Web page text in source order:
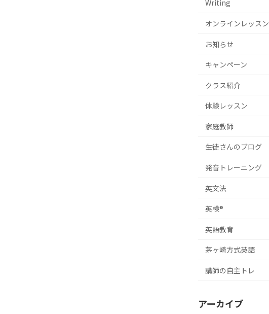
Writing
オンラインレッスン
お知らせ
キャンペーン
クラス紹介
体験レッスン
家庭教師
生徒さんのブログ
発音トレーニング
英文法
英検®
英語教育
茅ヶ崎方式英語
講師の自主トレ
アーカイブ